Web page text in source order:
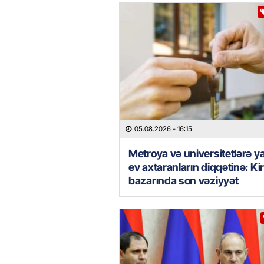
05.08.2026 - 16:15
Metroya və universitetlərə
ev axtaranların diqqətinə:
bazarında son vəziyyət